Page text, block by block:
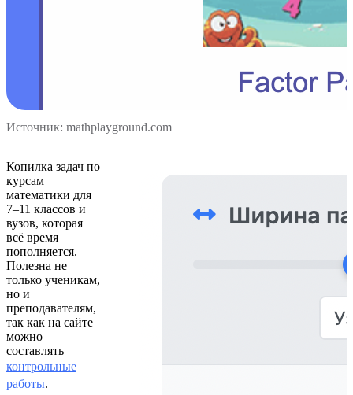
Источник: mathplayground.com
Копилка задач по
курсам
математики для
7–11 классов и
вузов, которая
всё время
пополняется.
Полезна не
только ученикам,
но и
преподавателям,
так как на сайте
можно
составлять
контрольные
работы.